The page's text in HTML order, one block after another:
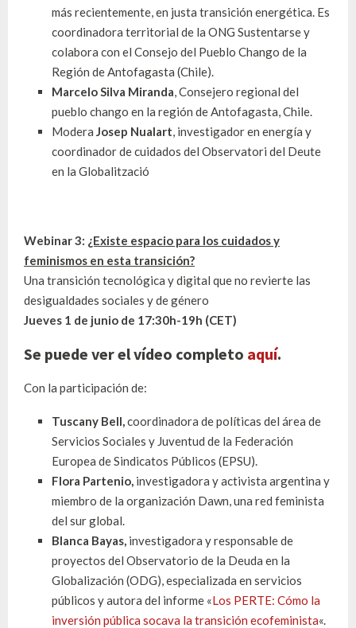
más recientemente, en justa transición energética. Es
coordinadora territorial de la ONG Sustentarse y
colabora con el Consejo del Pueblo Chango de la
Región de Antofagasta (Chile).
Marcelo Silva Miranda, Consejero regional del
pueblo chango en la región de Antofagasta, Chile.
Modera Josep Nualart, investigador en energía y
coordinador de cuidados del Observatori del Deute
en la Globalització
Webinar 3: ¿Existe espacio para los cuidados y
feminismos en esta transición?
Una transición tecnológica y digital que no revierte las
desigualdades sociales y de género
Jueves 1 de junio de 17:30h-19h (CET)
Se puede ver el vídeo completo aquí.
Con la participación de:
Tuscany Bell,coordinadora de políticas del área de
Servicios Sociales y Juventud de la Federación
Europea de Sindicatos Públicos (EPSU).
Flora Partenio, investigadora y activista argentina y
miembro de la organización Dawn, una red feminista
del sur global.
Blanca Bayas, investigadora y responsable de
proyectos del Observatorio de la Deuda en la
Globalización (ODG), especializada en servicios
públicos y autora del informe «Los PERTE: Cómo la
inversión pública socava la transición ecofeminista«.